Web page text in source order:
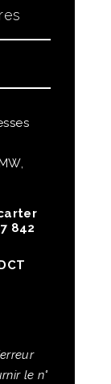
842
le n°